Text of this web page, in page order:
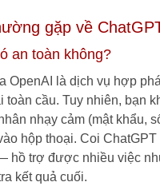
gặp về
an toàn không?
OpenAI là dịch vụ hợp
toàn cầu. Tuy nhiên, bạn
nhạy cảm (mật khẩu,
hộp thoại. Coi
hồ trợ được nhiều việc
kết quả cuối.